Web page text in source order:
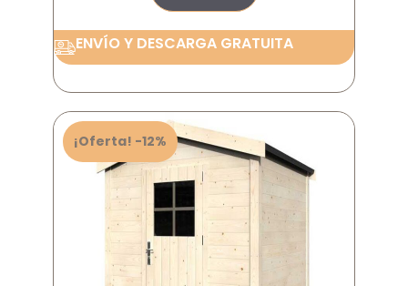
ENVÍO Y DESCARGA GRATUITA
¡Oferta! -12%